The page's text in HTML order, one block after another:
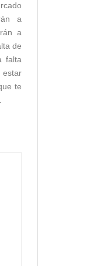
a
a
de
falta
te
.